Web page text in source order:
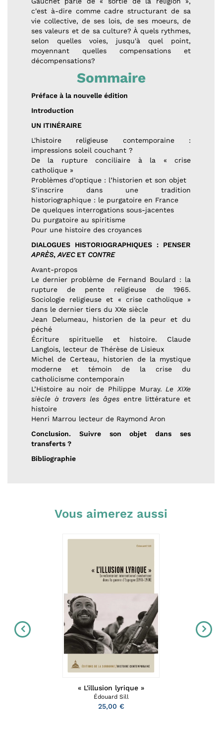
c'est à-dire comme cadre structurant de sa
vie collective, de ses lois, de ses moeurs, de
ses valeurs et de sa culture? À quels rythmes,
selon quelles voies, jusqu'à quel point,
moyennant quelles compensations et
décompensations?
Sommaire
Préface à la nouvelle édition
Introduction
UN ITINÉRAIRE
L'histoire religieuse contemporaine :
impressions soleil couchant ?
De la rupture conciliaire à la « crise
catholique »
Problèmes d’optique : l’historien et son objet
S’inscrire dans une tradition
historiographique : le purgatoire en France
De quelques interrogations sous-jacentes
Du purgatoire au spiritisme
Pour une histoire des croyances
DIALOGUES HISTORIOGRAPHIQUES : PENSER
APRÈS,AVECET CONTRE
Avant-propos
Le dernier problème de Fernand Boulard : la
rupture de pente religieuse de 1965.
Sociologie religieuse et « crise catholique »
dans le dernier tiers du XXe siècle
Jean Delumeau, historien de la peur et du
péché
Écriture spirituelle et histoire. Claude
Langlois, lecteur de Thérèse de Lisieux
Michel de Certeau, historien de la mystique
moderne et témoin de la crise du
catholicisme contemporain
L’Histoire au noir de Philippe Muray.Le XIXe
siècle à travers les âgesentre littérature et
histoire
Henri Marrou lecteur de Raymond Aron
Conclusion. Suivre son objet dans ses
transferts ?
Bibliographie
Vous aimerez aussi
« L'illusion lyrique »
Édouard Sill
25,00 €